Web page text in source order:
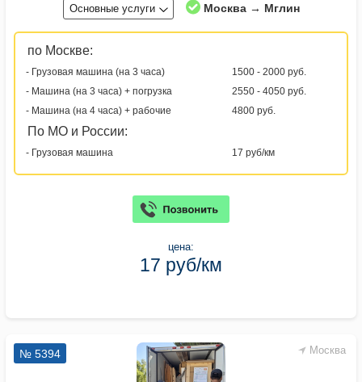
Основные услуги Москва → Мглин
по Москве:
- Грузовая машина (на 3 часа)
1500 - 2000 руб.
- Машина (на 3 часа) + погрузка
2550 - 4050 руб.
- Машина (на 4 часа) + рабочие
4800 руб.
По МО и России:
- Грузовая машина 17 руб/км
цена:
17 руб/км
Москва
№ 5394